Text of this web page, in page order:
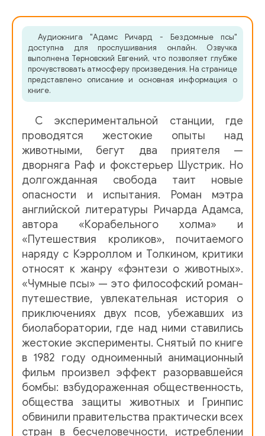
0005
0006
0007
0010
0011
0012
0013
0015
0016
0018
0019
0020
0021
0023
Аудиокнига "Адамс Ричард - Бездомные псы"
доступна для прослушивания онлайн. Озвучка
выполнена Терновский Евгений, что позволяет глубже
прочувствовать атмосферу произведения. На странице
представлено описание и основная информация о
книге.
С экспериментальной станции, где
проводятся жестокие опыты над
животными, бегут два приятеля —
дворняга Раф и фокстерьер Шустрик. Но
долгожданная свобода таит новые
опасности и испытания. Роман мэтра
английской литературы Ричарда Адамса,
автора «Корабельного холма» и
«Путешествия кроликов», почитаемого
наряду с Кэрроллом и Толкином, критики
относят к жанру «фэнтези о животных».
«Чумные псы» — это философский роман-
путешествие, увлекательная история о
приключениях двух псов, убежавших из
биолаборатории, где над ними ставились
жестокие эксперименты. Снятый по книге
в 1982 году одноименный анимационный
фильм произвел эффект разорвавшейся
бомбы: взбудораженная общественность,
общества защиты животных и Гринпис
обвинили правительства практически всех
стран в бесчеловечности, истреблении